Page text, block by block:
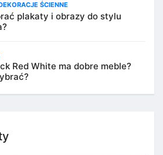
ŚCIENNE
plakaty i obrazy do stylu
Red White ma dobre meble?